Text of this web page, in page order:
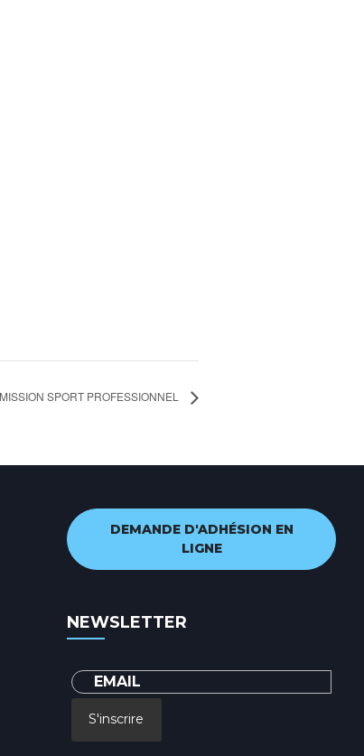
SPORT PROFESSIONNEL
DEMANDE D'ADHÉSION EN
LIGNE
NEWSLETTER
S'inscrire